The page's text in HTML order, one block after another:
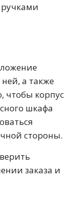
ручками
а также
чтобы корпус
шкафа
стороны.
заказа и